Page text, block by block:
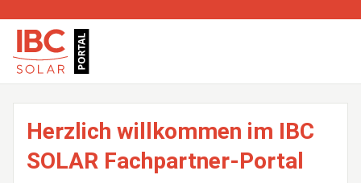
Herzlich willkommen im IBC
SOLAR Fachpartner-Portal